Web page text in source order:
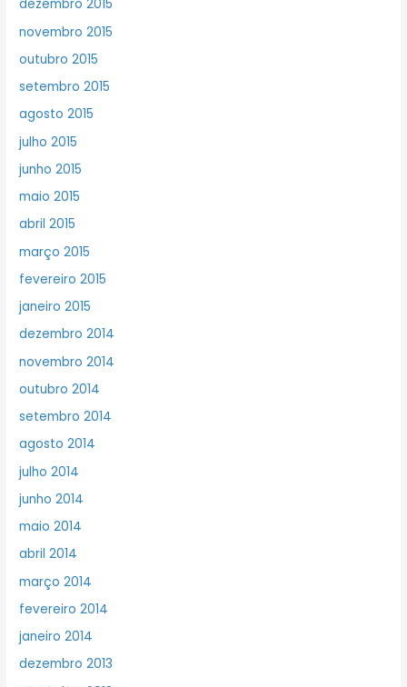
dezembro 2015
novembro 2015
outubro 2015
setembro 2015
agosto 2015
julho 2015
junho 2015
maio 2015
abril 2015
março 2015
fevereiro 2015
janeiro 2015
dezembro 2014
novembro 2014
outubro 2014
setembro 2014
agosto 2014
julho 2014
junho 2014
maio 2014
abril 2014
março 2014
fevereiro 2014
janeiro 2014
dezembro 2013